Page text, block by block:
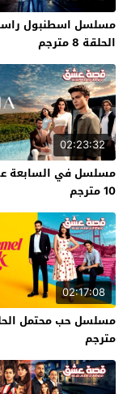
مسلسل اسطنبول
الحلقة 8 مترجم
02:23:32
مسلسل في السابعة
10 مترجم
02:17:08
مترجم